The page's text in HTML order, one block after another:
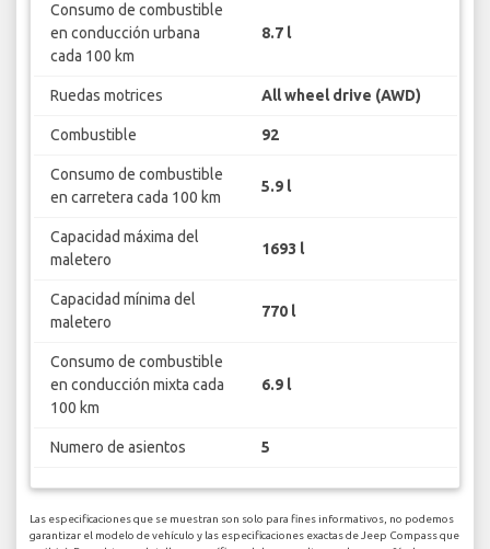
Consumo de combustible
en conducción urbana
cada 100 km
8.7 l
Ruedas motrices All wheel drive (AWD)
Combustible 92
Consumo de combustible
en carretera cada 100 km
5.9 l
Capacidad máxima del
maletero
1693 l
Capacidad mínima del
maletero
770 l
Consumo de combustible
en conducción mixta cada
100 km
6.9 l
Numero de asientos 5
Las especificaciones que se muestran son solo para fines informativos, no podemos
garantizar el modelo de vehículo y las especificaciones exactas de Jeep Compass que